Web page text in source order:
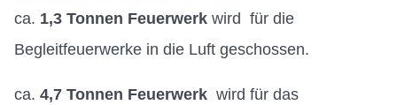
ca. 1,3 Tonnen Feuerwerk wird für die
Begleitfeuerwerke in die Luft geschossen.
ca. 4,7 Tonnen Feuerwerk wird für das